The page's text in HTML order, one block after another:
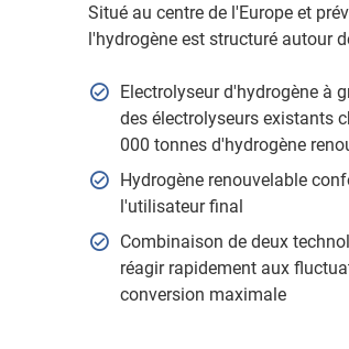
Situé au centre de l'Europe et
l'hydrogène est structuré autour
Electrolyseur d'hydrogène à
des électrolyseurs existants
000 tonnes d'hydrogène
Hydrogène renouvelable
l'utilisateur final
Combinaison de deux
réagir rapidement aux
conversion maximale